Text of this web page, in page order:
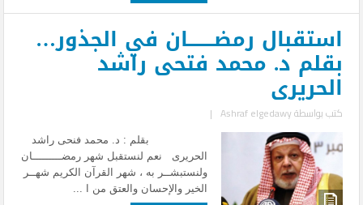
استقبال رمضــــــــان في الجذور…
بقلم د. محمد فتحى راشد
الحريرى
كتب بواسطةAshraf elgedawy
|
بقلم : د. محمد فنحى راشد
الحريرى نعم لنستقبل شهر رمضـــــــــان
ولنستبشــر به ، شهر القرآن الكريم شهــر
الخير والإحسان والعتق من ا ...